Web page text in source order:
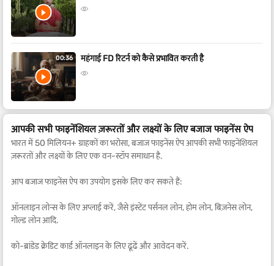
00:36 महंगाई FD रिटर्न को कैसे प्रभावित करती है
आपकी सभी फाइनेंशियल ज़रूरतों और लक्ष्यों के लिए बजाज फाइनेंस ऐप
भारत में 50 मिलियन+ ग्राहकों का भरोसा, बजाज फाइनेंस ऐप आपकी सभी फाइनेंशियल
ज़रूरतों और लक्ष्यों के लिए एक वन-स्टॉप समाधान है.
आप बजाज फाइनेंस ऐप का उपयोग इसके लिए कर सकते हैं:
ऑनलाइन लोन्स के लिए अप्लाई करें, जैसे इंस्टेंट पर्सनल लोन, होम लोन, बिज़नेस लोन,
गोल्ड लोन आदि.
को-ब्रांडेड क्रेडिट कार्ड ऑनलाइन के लिए ढूंढें और आवेदन करें.